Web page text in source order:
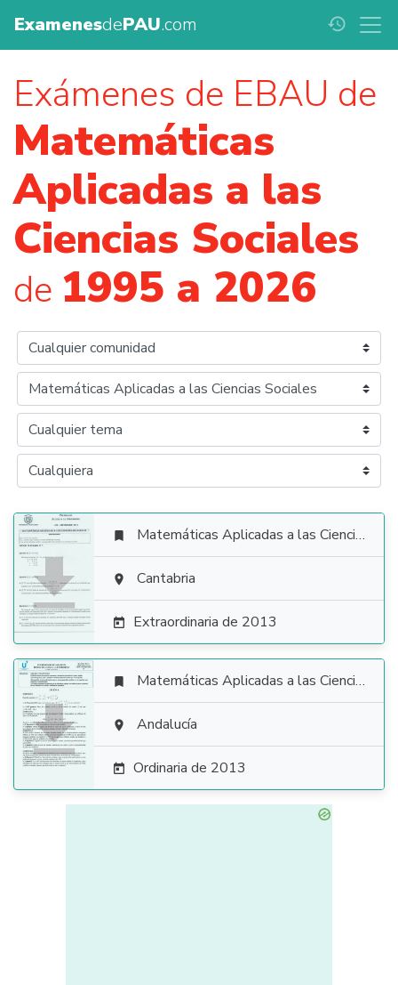
ExamenesdePAU.com history
Exámenes de EBAU de
Matemáticas
Aplicadas a las
Ciencias Sociales
de 1995 a 2026

 Matemáticas Aplicadas a las Ciencias Sociales
 Cantabria
 Extraordinaria de 2013

 Matemáticas Aplicadas a las Ciencias Sociales
 Andalucía
 Ordinaria de 2013